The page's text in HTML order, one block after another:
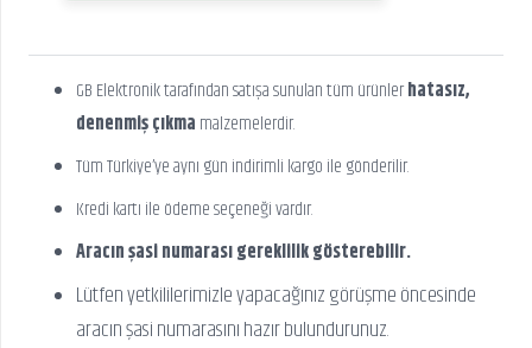
GB Elektronik tarafından satışa sunulan tüm ürünlerhatasız,
denenmiş çıkma malzemelerdir.
Tüm Türkiye’ye aynı gün indirimli kargo ile gönderilir.
Kredi kartı ile ödeme seçeneği vardır.
Aracın şasi numarası gereklilik gösterebilir.
Lütfen yetkililerimizle yapacağınız görüşme öncesinde
aracın şasi numarasını hazır bulundurunuz.